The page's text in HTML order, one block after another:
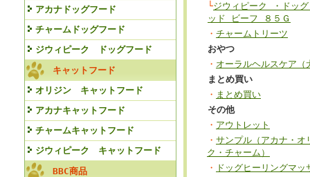
アカナドッグフード
チャームドッグフード
ジウィピーク ドッグフード
キャットフード
オリジン キャットフード
アカナキャットフード
チャームキャットフード
ジウィピーク キャットフード
BBC商品
└ジウィピーク ・ドッ
ッド ビーフ ８５Ｇ
・ チャームトリーツ
おやつ
・ オーラルヘルスケア（
まとめ買い
・ まとめ買い
その他
・ アウトレット
・ サンプル（アカナ・オ
ク・チャーム）
・ ドッグヒーリングマッ